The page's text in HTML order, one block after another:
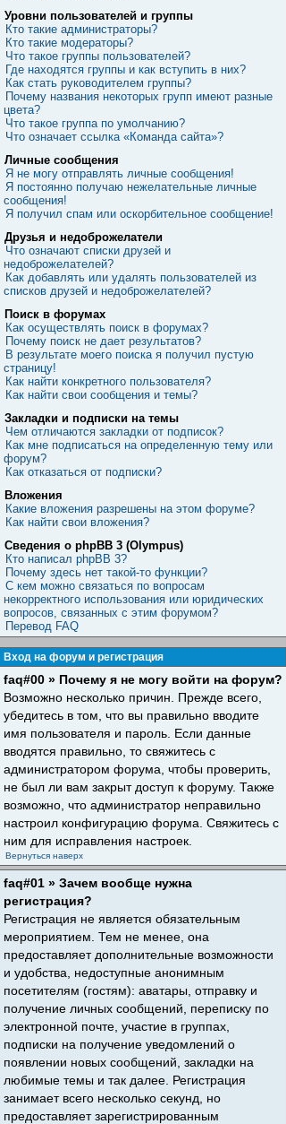
Уровни пользователей и группы
Кто такие администраторы?
Кто такие модераторы?
Что такое группы пользователей?
Где находятся группы и как вступить в них?
Как стать руководителем группы?
Почему названия некоторых групп имеют разные
цвета?
Что такое группа по умолчанию?
Что означает ссылка «Команда сайта»?
Личные сообщения
Я не могу отправлять личные сообщения!
Я постоянно получаю нежелательные личные
сообщения!
Я получил спам или оскорбительное сообщение!
Друзья и недоброжелатели
Что означают списки друзей и
недоброжелателей?
Как добавлять или удалять пользователей из
списков друзей и недоброжелателей?
Поиск в форумах
Как осуществлять поиск в форумах?
Почему поиск не дает результатов?
В результате моего поиска я получил пустую
страницу!
Как найти конкретного пользователя?
Как найти свои сообщения и темы?
Закладки и подписки на темы
Чем отличаются закладки от подписок?
Как мне подписаться на определенную тему или
форум?
Как отказаться от подписки?
Вложения
Какие вложения разрешены на этом форуме?
Как найти свои вложения?
Сведения о phpBB 3 (Olympus)
Кто написал phpBB 3?
Почему здесь нет такой-то функции?
С кем можно связаться по вопросам
некорректного использования или юридических
вопросов, связанных с этим форумом?
Перевод FAQ
Вход на форум и регистрация
faq#00 » Почему я не могу войти на форум?
Возможно несколько причин. Прежде всего,
убедитесь в том, что вы правильно вводите
имя пользователя и пароль. Если данные
вводятся правильно, то свяжитесь с
администратором форума, чтобы проверить,
не был ли вам закрыт доступ к форуму. Также
возможно, что администратор неправильно
настроил конфигурацию форума. Свяжитесь с
ним для исправления настроек.
Вернуться наверх
faq#01 » Зачем вообще нужна
регистрация?
Регистрация не является обязательным
мероприятием. Тем не менее, она
предоставляет дополнительные возможности
и удобства, недоступные анонимным
посетителям (гостям): аватары, отправку и
получение личных сообщений, переписку по
электронной почте, участие в группах,
подписки на получение уведомлений о
появлении новых сообщений, закладки на
любимые темы и так далее. Регистрация
занимает всего несколько секунд, но
предоставляет зарегистрированным